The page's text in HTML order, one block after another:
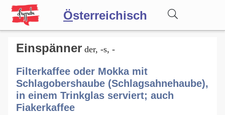
Österreichisch
Wörterbuch
Forum
Blog
Einspänner der, -s, -
Filterkaffee oder Mokka mit
Schlagobershaube (Schlagsahnehaube),
in einem Trinkglas serviert; auch
Fiakerkaffee